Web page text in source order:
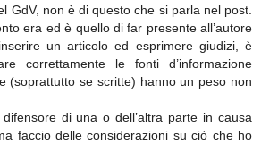
GdV, non è di questo che si parla nel post.
era ed è quello di far presente all’autore
un articolo ed esprimere giudizi, è
correttamente le fonti d’informazione
(soprattutto se scritte) hanno un peso non
di una o dell’altra parte in causa
faccio delle considerazioni su ciò che ho